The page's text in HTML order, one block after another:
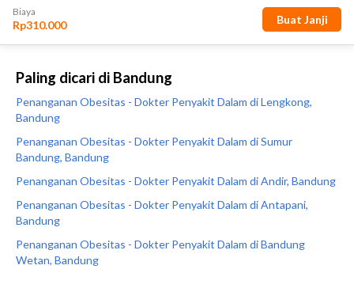
Paling dicari di Bandung
Penanganan Obesitas - Dokter Penyakit Dalam di Lengkong,
Bandung
Penanganan Obesitas - Dokter Penyakit Dalam di Sumur
Bandung, Bandung
Penanganan Obesitas - Dokter Penyakit Dalam di Andir, Bandung
Penanganan Obesitas - Dokter Penyakit Dalam di Antapani,
Bandung
Penanganan Obesitas - Dokter Penyakit Dalam di Bandung
Wetan, Bandung